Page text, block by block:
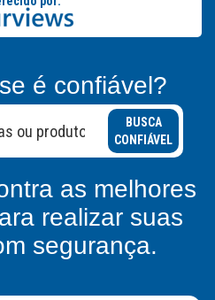
é confiável?
BUSCA
CONFIÁVEL
as melhores
realizar suas
segurança.